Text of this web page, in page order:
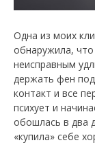
Одна из моих
обнаружила,
неисправным
держать фен
контакт и все
психует и
обошлась в два
«купила» себе